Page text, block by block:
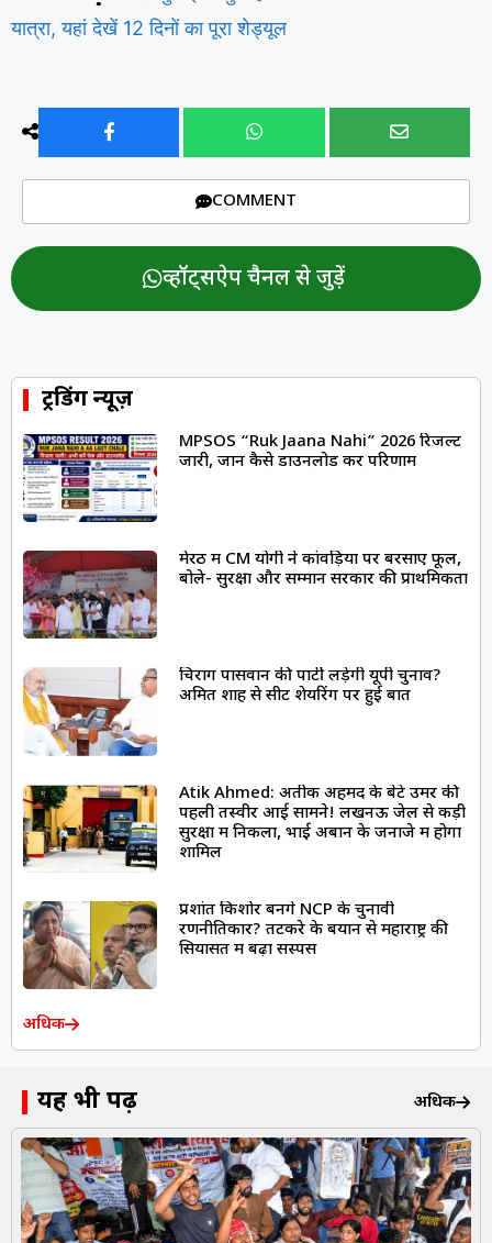
यात्रा, यहां देखें 12 दिनों का पूरा शेड्यूल
COMMENT
व्हॉट्सऐप चैनल से जुड़ें
ट्रेंडिंग न्यूज़
MPSOS “Ruk Jaana Nahi” 2026 रिजल्ट
जारी, जानें कैसे डाउनलोड करें परिणाम
मेरठ में CM योगी ने कांवड़ियों पर बरसाए फूल,
बोले- सुरक्षा और सम्मान सरकार की प्राथमिकता
चिराग पासवान की पार्टी लड़ेगी यूपी चुनाव?
अमित शाह से सीट शेयरिंग पर हुई बात
Atik Ahmed: अतीक अहमद के बेटे उमर की
पहली तस्वीर आई सामने! लखनऊ जेल से कड़ी
सुरक्षा में निकला, भाई अबान के जनाजे में होगा
शामिल
प्रशांत किशोर बनेंगे NCP के चुनावी
रणनीतिकार? तटकरे के बयान से महाराष्ट्र की
सियासत में बढ़ा सस्पेंस
अधिक
यह भी पढ़ें अधिक